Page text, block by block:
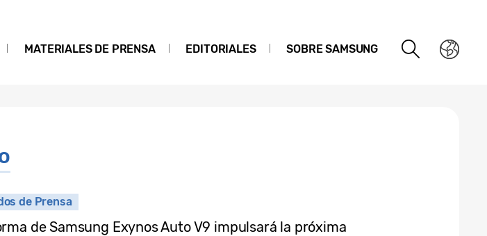
MATERIALES DE PRENSA EDITORIALES SOBRE SAMSUNG
de Prensa
de Samsung Exynos Auto V9 impulsará la próxima